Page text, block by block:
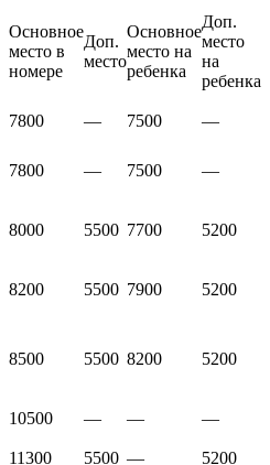
Основное
место в
номере
Доп.
место
Основное
место на
ребенка
Доп.
место
на
ребенка
7800 — 7500
—
7800 — 7500 —
8000 5500 7700 5200
8200 5500 7900 5200
8500 5500 8200 5200
10500 — —
—
11300 5500 — 5200